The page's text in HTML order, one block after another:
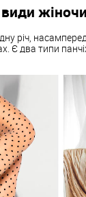
річ,
Є два типи